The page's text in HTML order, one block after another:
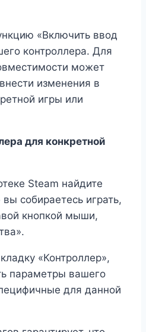
«Включить ввод
контроллера. Для
может
изменения в
игры или
для конкретной
Steam найдите
собираетесь играть,
кнопкой мыши,
«Контроллер»,
параметры вашего
для данной